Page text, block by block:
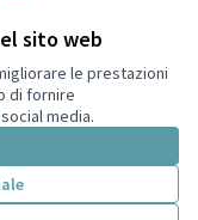
sito web
le prestazioni
di fornire
media.
Licenza